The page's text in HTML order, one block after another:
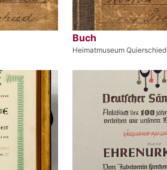
Buch
Heimatmuseum Quierschied